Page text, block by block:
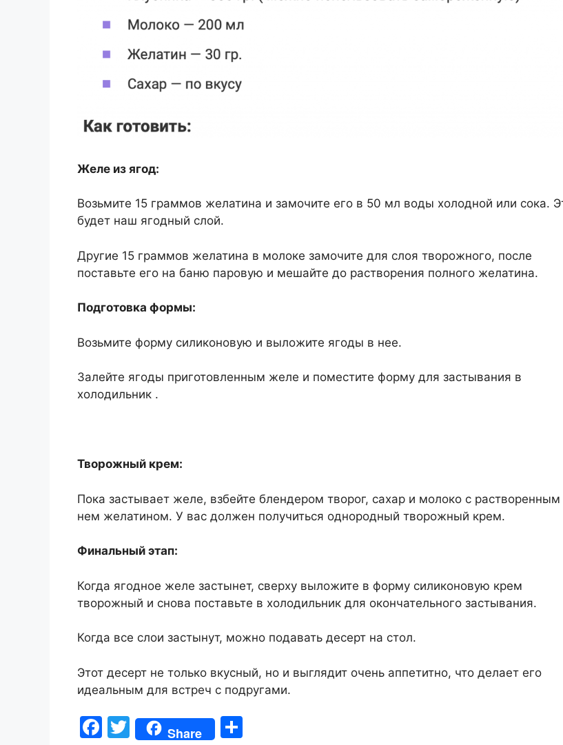
Желе из ягод:
Возьмите 15 граммов желатина и замочите его в 50 мл воды холодной или сока.
будет наш ягодный слой.
Другие 15 граммов желатина в молоке замочите для слоя творожного, после
поставьте его на баню паровую и мешайте до растворения полного желатина.
Подготовка формы:
Возьмите форму силиконовую и выложите ягоды в нее.
Залейте ягоды приготовленным желе и поместите форму для застывания в
холодильник .
Творожный крем:
Пока застывает желе, взбейте блендером творог, сахар и молоко с растворенным
нем желатином. У вас должен получиться однородный творожный крем.
Финальный этап:
Когда ягодное желе застынет, сверху выложите в форму силиконовую крем
творожный и снова поставьте в холодильник для окончательного застывания.
Когда все слои застынут, можно подавать десерт на стол.
Этот десерт не только вкусный, но и выглядит очень аппетитно, что делает его
идеальным для встреч с подругами.
F
T
Share